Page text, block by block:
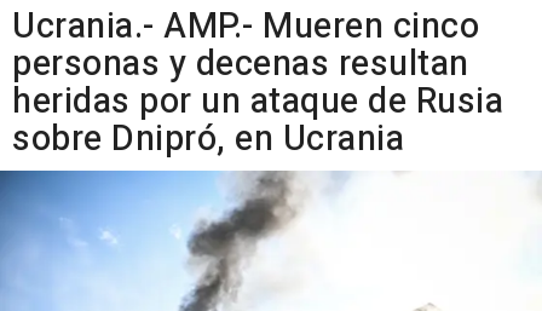
Ucrania.- AMP.- Mueren cinco
personas y decenas resultan
heridas por un ataque de Rusia
sobre Dnipró, en Ucrania